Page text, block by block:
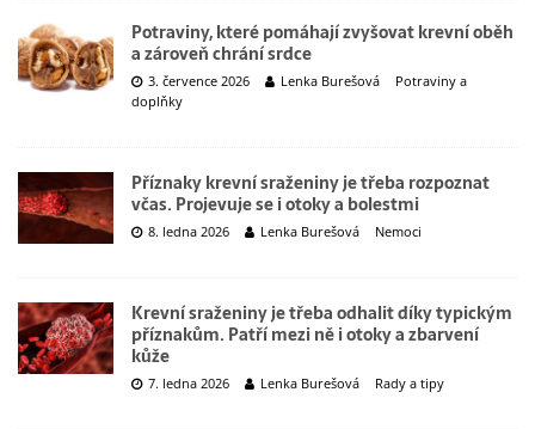
Potraviny, které pomáhají zvyšovat krevní oběh
a zároveň chrání srdce
3. července 2026 Lenka Burešová
Potraviny a
doplňky
Příznaky krevní sraženiny je třeba rozpoznat
včas. Projevuje se i otoky a bolestmi
8. ledna 2026 Lenka Burešová Nemoci
Krevní sraženiny je třeba odhalit díky typickým
příznakům. Patří mezi ně i otoky a zbarvení
kůže
7. ledna 2026 Lenka Burešová Rady a tipy